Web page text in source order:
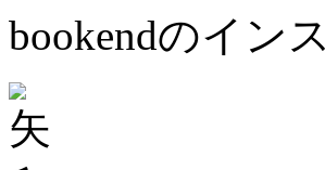
bookendのイン